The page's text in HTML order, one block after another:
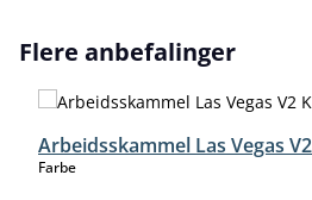
Hopp over produktgalleri
Flere anbefalinger
Arbeidsskammel Las Vegas
Farbeselect